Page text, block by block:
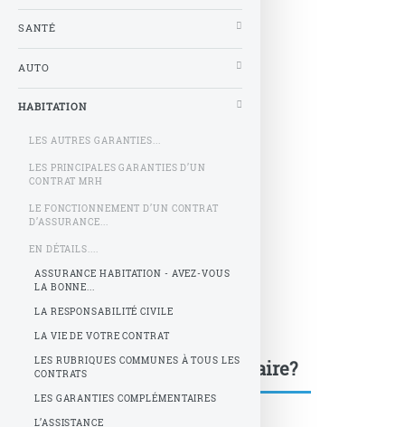
Une question, un commentaire?
SANTÉ
AUTO
HABITATION
LES AUTRES GARANTIES...
LES PRINCIPALES GARANTIES D’UN
CONTRAT MRH
LE FONCTIONNEMENT D’UN CONTRAT
D’ASSURANCE...
EN DÉTAILS....
ASSURANCE HABITATION - AVEZ-VOUS
LA BONNE...
LA RESPONSABILITÉ CIVILE
LA VIE DE VOTRE CONTRAT
LES RUBRIQUES COMMUNES À TOUS LES
CONTRATS
LES GARANTIES COMPLÉMENTAIRES
L’ASSISTANCE